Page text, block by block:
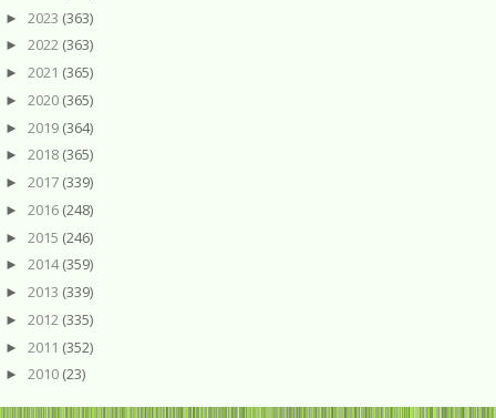
► 2023 (363)
► 2022 (363)
► 2021 (365)
► 2020 (365)
► 2019 (364)
► 2018 (365)
► 2017 (339)
► 2016 (248)
► 2015 (246)
► 2014(359)
► 2013 (339)
► 2012 (335)
► 2011 (352)
► 2010 (23)